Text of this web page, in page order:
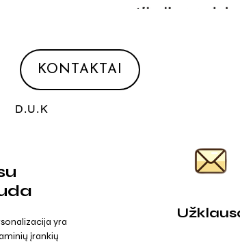
D.U.K
KONTAKTAI
yra
įrankių